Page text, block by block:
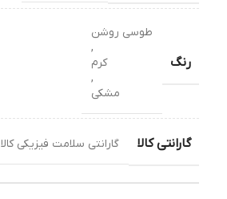
رنگ
طوسی روشن
,
کرم
,
مشکی
گارانتی کالا گارانتی سلامت فیزیکی کالا